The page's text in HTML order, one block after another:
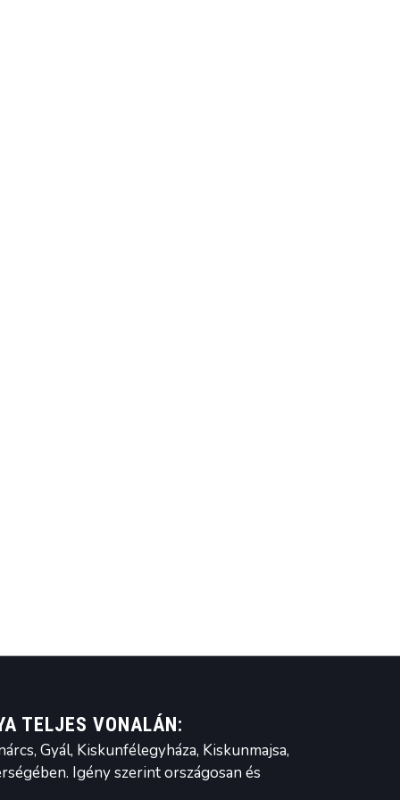
TELJES VONALÁN:
Gyál, Kiskunfélegyháza, Kiskunmajsa,
Igény szerint országosan és